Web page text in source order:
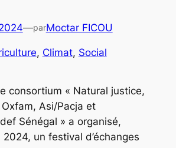
—parMoctar FICOU
, Climat, Social
consortium « Natural justice,
Asi/Pacja et
Sénégal » a organisé,
un festival d’échanges